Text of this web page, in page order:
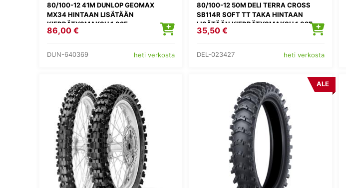
80/100-12 41M DUNLOP GEOMAX
MX34 HINTAAN LISÄTÄÄN
KIERRÄTYSMAKSU 1,82E
86,00 €
DUN-640369 heti verkosta
80/100-12 50M DELI TERRA CROSS
SB114R SOFT TT TAKA HINTAAN
LISÄTÄÄN KIERRÄTYSMAKSU 1,82E
35,50 €
DEL-023427 heti verkosta
ALE